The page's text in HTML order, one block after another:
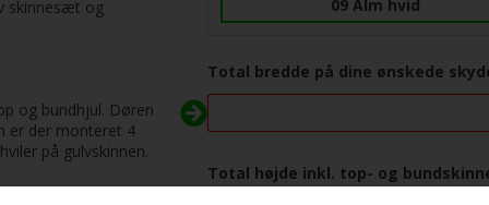
skinnesæt og
og bundhjul. Døren
er der monteret 4
på gulvskinnen.
179cm
09 Alm hvid
Total bredde på dine ønskede
Total højde inkl. top- og